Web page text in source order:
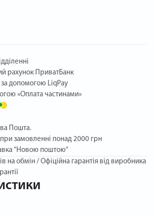
рахунок ПриватБанк
допомогою LiqPay
«Оплата частинами»
Пошта.
замовленні понад 2000 грн
"Новою поштою"
на обмін / Офіційна гарантія від виробника